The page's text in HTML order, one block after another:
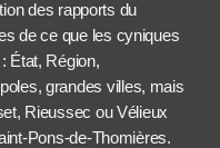
des rapports du
de ce que les cyniques
État, Région,
grandes villes, mais
Rieussec ou Vélieux
Pons-de-Thomières.